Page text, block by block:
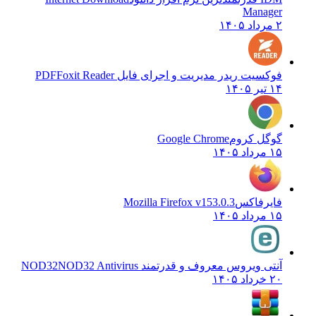
Manager
فوکسیت ریدر مدیریت و اجرای فایل PDFFoxit Reader
گوگل کروم Google Chrome
فایرفاکس Mozilla Firefox v153.0.3
آنتی ویروس معروف و قدرتمند NOD32NOD32 Antivirus